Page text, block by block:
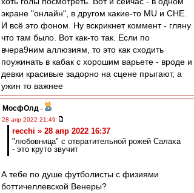
экране "онлайн", в другом какие-то MU и CHE.
И всё это фоном. Ну вскрикнет коммент - гляну
что там было. Вот как-то так. Если по
вчера9ним аллюзиям, то это как сходить
поужинать в кабак с хорошим варьете - вроде и
девки красивые задорно на сцене прыгают, а
ужин то важнее
МосфОлд -
28 апр 2022 21:49
recchi » 28 апр 2022 16:37
"любовница" с отвратительной рожей Салаха
- это круто звучит
А тебе по душе футболисты с физиями
боттичеллевской Венеры?